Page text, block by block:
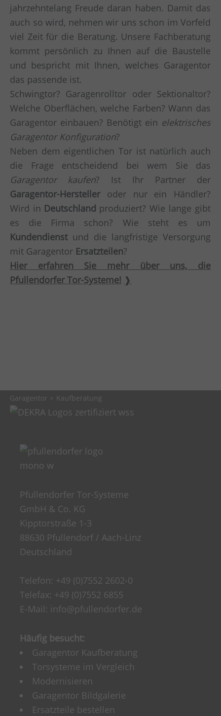
jahrzehntelang Freude daran haben. Damit das
auch so wird, nehmen wir uns schon im Vorfeld
viel Zeit für die Beratung. Unsere Fachberatung
kommt persönlich zu Ihnen auf die Baustelle
und bespricht mit Ihnen, welches Garagentor
das passende ist.
Schwingtor? Garagenrolltor oder Sektionaltor?
Welche Oberflächen, welche Farben? Wann das
Garagentor einbauen? Benötigt ein elektrisches
Garagentor Konfiguration?
Neben dem eigentlichen Tor ist natürlich auch
die Frage entscheidend bei wem Sie das
Garagentor kaufen? Ist Ihr Partner der
Garagentor-Herstelleroder nur ein Händler?
Wird in Deutschland produziert? Wie lange gibt
es die Firma schon? Wie steht es um
Kundendienstund die langfristige Versorgung
mit Garagentor Ersatzteilen?
Hier erfahren Sie mehr über uns, die
Pfullendorfer Tor-Systeme!
Garagentor Kaufberatung
Pfullendorfer Tor-Systeme
GmbH & Co. KG
Kipptorstraße 1-3
88630 Pfullendorf / Aach-Linz
Deutschland
Telefon: +49 (0)7552 2602-0
Telefax: +49 (0)7552 6855
E-Mail: info@pfullendorfer.de
Häufig besucht:
Garagentor Kaufberatung
Torsysteme im Vergleich
Modernisieren
Garagentor Bildgalerie
Ersatzteile bestellen